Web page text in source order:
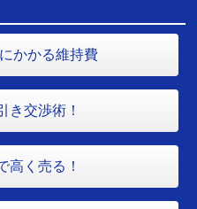
かかる維持費
き交渉術！
高く売る！